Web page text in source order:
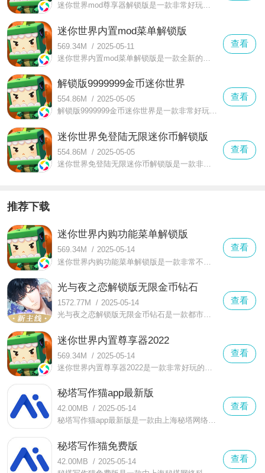
迷你世界mod尊享器解锁版是一款非常好玩的全新玩法的沙盒模拟游戏，在这里你可以感受到全新的冒险玩法，能带给你更加有趣的建造出属于自己的极致盛宴
迷你世界内置mod菜单解锁版
569.34M / 2025-05-11
查看
解锁版9999999金币迷你世界
554.86M / 2025-05-05
解锁版9999999金币迷你世界是一款非常好玩的全新玩法的沙盒模拟游戏，在这里你可以感受到非常丰富多彩的游戏玩法，这种玩法全是十分具备沙盒游戏气场
查看
迷你世界免登陆无限迷你币解锁版
554.86M / 2025-05-05
迷你世界免登陆无限迷你币解锁版是一款非常好玩的全新世界冒险游戏，在迷你世界免登陆无限迷你币解锁版中你可以享受到最为精彩的欢乐的游戏体验
查看
推荐下载
迷你世界内购功能菜单解锁版
569.34M / 2025-05-14
查看
光与夜之恋解锁版无限金币钻石
1572.77M / 2025-05-14
光与夜之恋解锁版无限金币钻石是一款都市背景下的恋爱手游，游戏中有着众多的游戏角色可以选择，玩家可以通过抽卡的方式抽取自己喜爱的游戏角色。
查看
迷你世界内置尊享器2022
569.34M / 2025-05-14
查看
秘塔写作猫app最新版
42.00MB / 2025-05-14
秘塔写作猫app最新版是一款由上海秘塔网络科技有限公司研发的智能写作辅助软件，专注于为用户提供高效、精准的中英文写作全流程解决方案。
查看
秘塔写作猫免费版
42.00MB / 2025-05-14
查看